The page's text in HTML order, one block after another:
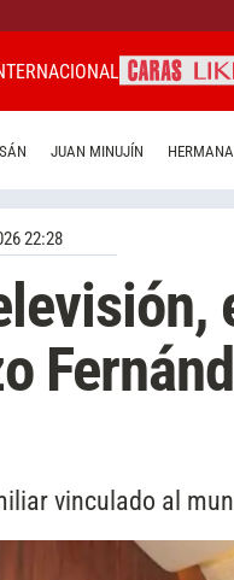
JUAN MINUJÍN
22:28
vinculado al